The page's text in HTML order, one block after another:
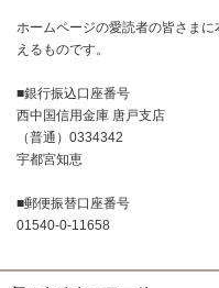
ホームページの愛読者の皆さま
えるものです。
■銀行振込口座番号
西中国信用金庫 唐戸支店
（普通）0334342
宇都宮知恵
■郵便振替口座番号
01540-0-11658